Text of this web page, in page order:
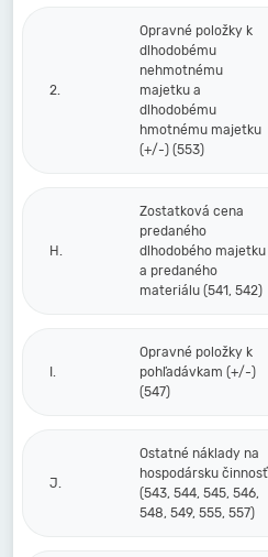
2.
Opravné položky k
dlhodobému
nehmotnému
majetku a
dlhodobému
hmotnému majetku
(+/-) (553)
H.
Zostatková cena
predaného
dlhodobého majetku
a predaného
materiálu (541, 542)
I.
Opravné položky k
pohľadávkam (+/-)
(547)
J.
Ostatné náklady na
hospodársku činnosť
(543, 544, 545, 546,
548, 549, 555, 557)